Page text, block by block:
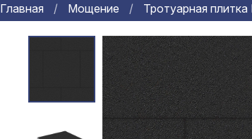
Главная Мощение Тротуарная